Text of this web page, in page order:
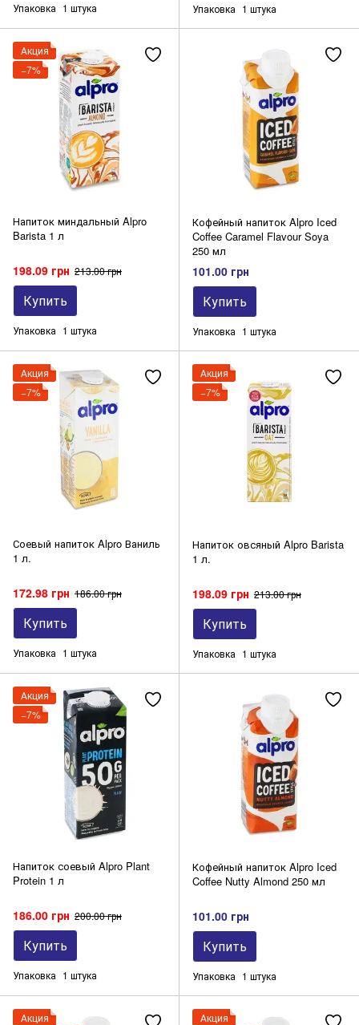
Упаковка 1 штука Упаковка 1 штука
Акция
−7%
Напиток миндальный Alpro
Barista 1 л
198.09 грн 213.00 грн
Купить
Упаковка 1 штука
Кофейный напиток Alpro Iced
Coffee Caramel Flavour Soya
250 мл
101.00 грн
Купить
Упаковка 1 штука
Акция
−7%
Соевый напиток Alpro Ваниль
1 л.
172.98 грн 186.00 грн
Купить
Упаковка 1 штука
Акция
−7%
Напиток овсяный Alpro Barista
1 л.
198.09 грн 213.00 грн
Купить
Упаковка 1 штука
Акция
−7%
Напиток соевый Alpro Plant
Protein 1 л
186.00 грн 200.00 грн
Купить
Упаковка 1 штука
Кофейный напиток Alpro Iced
Coffee Nutty Almond 250 мл
101.00 грн
Купить
Упаковка 1 штука
Акция
Акция